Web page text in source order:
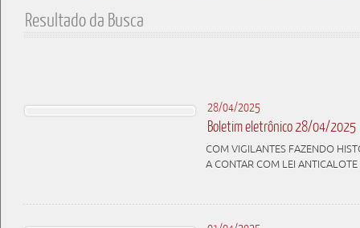
Resultado da Busca
28/04/2025
Boletim eletrônico 28/04/2025
COM VIGILANTES FAZENDO
A CONTAR COM LEI ANTICALOTE